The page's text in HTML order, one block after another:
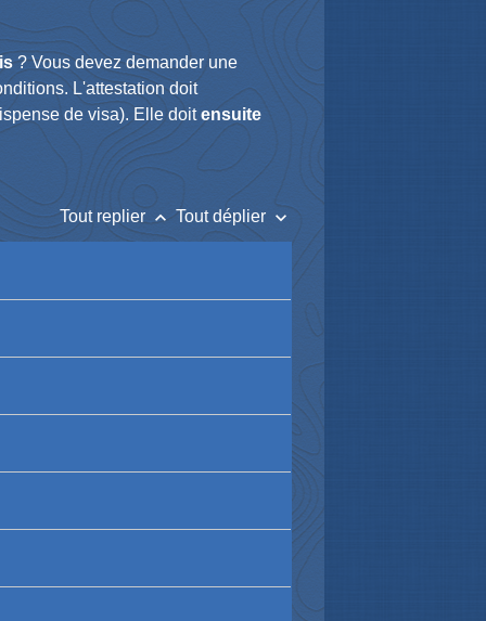
? Vous devez demander une
L'attestation doit
de visa). Elle doitensuite
Tout replier keyboard_arrow_up Tout déplier keyboard_arrow_down